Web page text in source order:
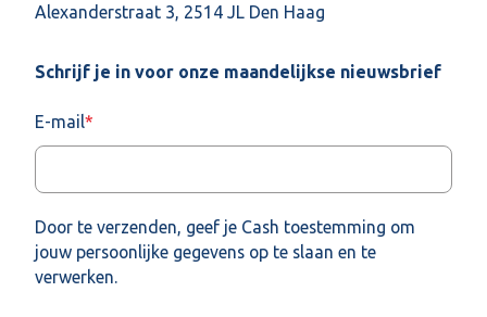
Schrijf je in voor onze maandelijkse nieuwsbrief
E-mail*
Door te verzenden, geef je Cash toestemming om
jouw persoonlijke gegevens op te slaan en te
verwerken.
Alexanderstraat 3, 2514 JL Den Haag